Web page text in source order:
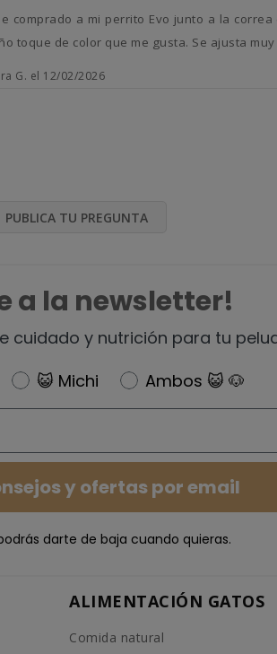
toque de color que me gusta. Se ajusta
G. el 12/02/2026
PUBLICA TU PREGUNTA
a la newsletter!
cuidado y nutrición para tu
😺 Michi
Ambos 😺 🐶
y ofertas por email
darte de baja cuando quieras.
ALIMENTACIÓN GATOS
Comida natural